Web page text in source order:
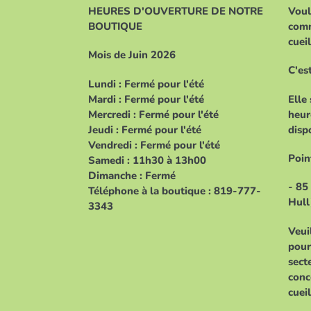
HEURES D'OUVERTURE DE NOTRE
BOUTIQUE
Mois de Juin 2026
Lundi : Fermé pour l'été
Mardi : Fermé pour l'été
Mercredi : Fermé pour l'été
Jeudi : Fermé pour l'été
Vendredi : Fermé pour l'été
Samedi : 11h30 à 13h00
Dimanche : Fermé
Téléphone à la boutique : 819-777-
3343
Elle
- 85